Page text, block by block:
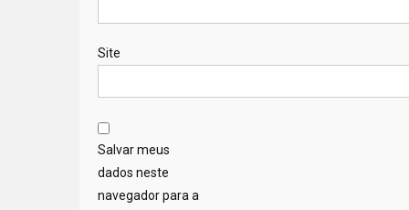
Site
Salvar meus
dados neste
navegador para a